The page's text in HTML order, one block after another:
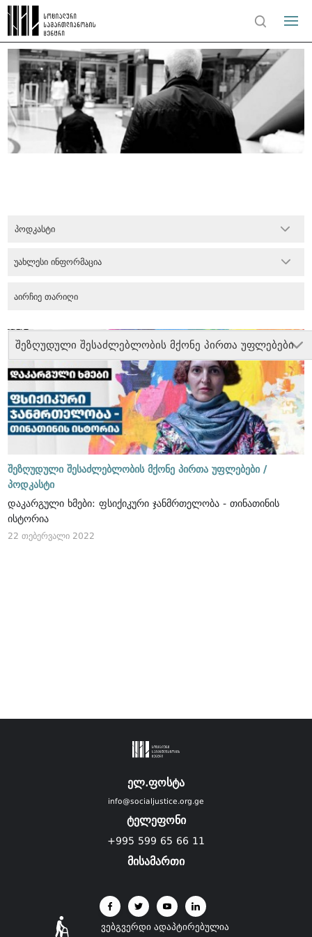
პოდკასტი
შეზღუდული შესაძლებლობის მქონე პირთა უფლებები
უახლესი ინფორმაცია
შეზღუდული შესაძლებლობის მქონე პირთა უფლებები /
პოდკასტი
დაკარგული ხმები: ფსიქიკური ჯანმრთელობა - თინათინის
ისტორია
22 თებერვალი 2022
ელ.ფოსტა
info@socialjustice.org.ge
ტელეფონი
+995 599 65 66 11
მისამართი
ვებგვერდი ადაპტირებულია